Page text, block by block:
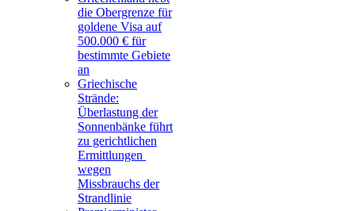
die Obergrenze für
goldene Visa auf
500.000 € für
bestimmte Gebiete
an
Griechische
Strände:
Überlastung der
Sonnenbänke führt
zu gerichtlichen
Ermittlungen
wegen
Missbrauchs der
Strandlinie